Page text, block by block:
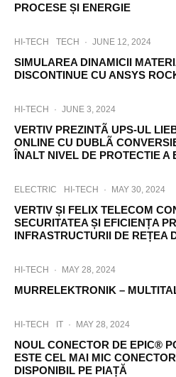
PROCESE ȘI ENERGIE
HI-TECH TECH · JUNE 12, 2024
SIMULAREA DINAMICII
DISCONTINUE CU ANSYS
HI-TECH · JUNE 3, 2024
VERTIV PREZINTÃ UPS-UL
ONLINE CU DUBLÃ
ÎNALT NIVEL DE PROTECTIE A
ELECTRIC HI-TECH · MAY 30, 2024
VERTIV ȘI FELIX TELECOM
SECURITATEA ȘI EFICIENȚA
INFRASTRUCTURII DE REȚEA
HI-TECH · MAY 28, 2024
MURRELEKTRONIK –
HI-TECH IT · MAY 28, 2024
NOUL CONECTOR DE EPIC®
ESTE CEL MAI MIC
DISPONIBIL PE PIAȚĂ